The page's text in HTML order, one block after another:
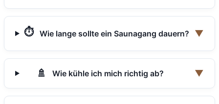
⏱️ Wie lange sollte ein Saunagang dauern? ▼
🚿 Wie kühle ich mich richtig ab? ▼